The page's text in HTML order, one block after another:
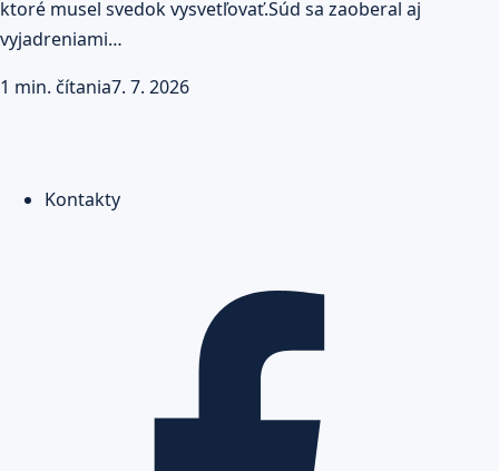
ktoré musel svedok vysvetľovať.Súd sa zaoberal aj
vyjadreniami…
1 min. čítania7. 7. 2026
Kontakty